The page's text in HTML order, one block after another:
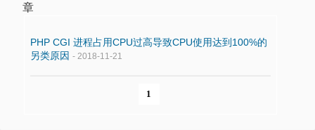
章
PHP CGI 进程占用CPU过高导致CPU使用达到100%的
另类原因 - 2018-11-21
1